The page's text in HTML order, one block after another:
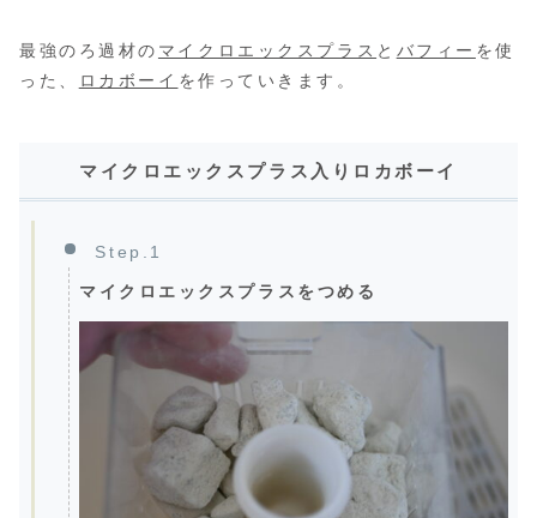
最強のろ過材の マイクロエックスプラス と バフィー を使
った、
ロカボーイ を作っていきます。
マイクロエックスプラス入りロカボーイ
Step.1
マイクロエックスプラスをつめる